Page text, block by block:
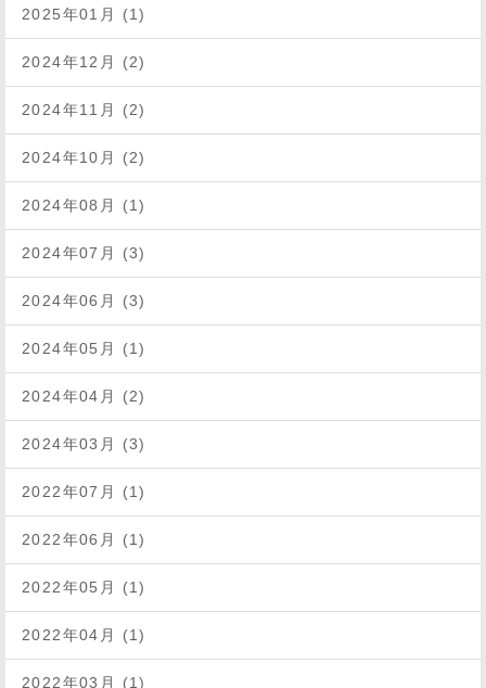
2025年01月 (1)
2024年12月 (2)
2024年11月 (2)
2024年10月 (2)
2024年08月 (1)
2024年07月 (3)
2024年06月 (3)
2024年05月 (1)
2024年04月 (2)
2024年03月 (3)
2022年07月 (1)
2022年06月 (1)
2022年05月 (1)
2022年04月 (1)
2022年03月 (1)